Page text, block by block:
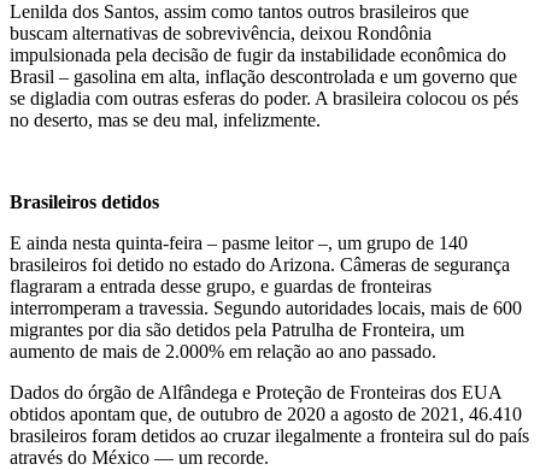
Lenilda dos Santos, assim como tantos outros brasileiros que
buscam alternativas de sobrevivência, deixou Rondônia
impulsionada pela decisão de fugir da instabilidade econômica do
Brasil – gasolina em alta, inflação descontrolada e um governo que
se digladia com outras esferas do poder. A brasileira colocou os pés
no deserto, mas se deu mal, infelizmente.
Brasileiros detidos
E ainda nesta quinta-feira – pasme leitor –, um grupo de 140
brasileiros foi detido no estado do Arizona. Câmeras de segurança
flagraram a entrada desse grupo, e guardas de fronteiras
interromperam a travessia. Segundo autoridades locais, mais de 600
migrantes por dia são detidos pela Patrulha de Fronteira, um
aumento de mais de 2.000% em relação ao ano passado.
Dados do órgão de Alfândega e Proteção de Fronteiras dos EUA
obtidos apontam que, de outubro de 2020 a agosto de 2021, 46.410
brasileiros foram detidos ao cruzar ilegalmente a fronteira sul do país
através do México — um recorde.